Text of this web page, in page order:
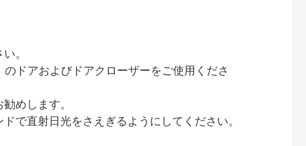
。
ドアおよびドアクローザーをご使用くださ
めします。
で直射日光をさえぎるようにしてください。